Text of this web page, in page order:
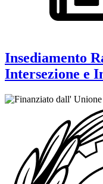
Insediamento
Intersezione e